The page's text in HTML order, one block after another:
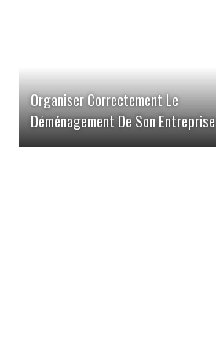
Organiser Correctement Le
Déménagement De Son Entreprise